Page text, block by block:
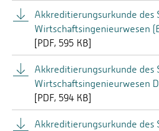
Akkreditierungsurkunde des
Wirtschaftsingenieurwesen
PDF 595 KB]
Akkreditierungsurkunde des
Wirtschaftsingenieurwesen
PDF 594 KB]
Akkreditierungsurkunde des